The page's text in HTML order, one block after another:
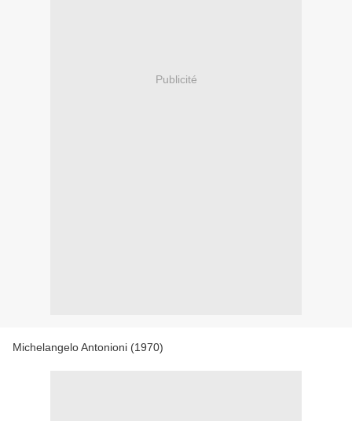
Publicité
Michelangelo Antonioni (1970)